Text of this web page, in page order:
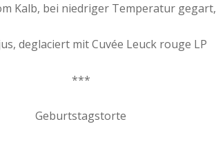
Kalb, bei niedriger Temperatur gegart,
deglaciert mit Cuvée Leuck rouge LP
***
Geburtstagstorte